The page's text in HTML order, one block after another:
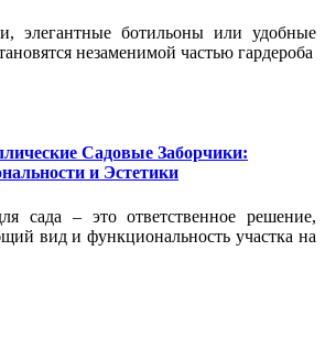
элегантные ботильоны или удобные
незаменимой частью гардероба
Садовые Заборчики:
и Эстетики
сада – это ответственное решение,
вид и функциональность участка на